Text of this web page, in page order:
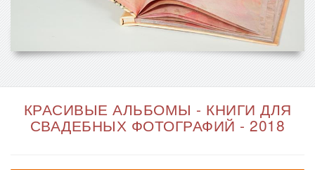
КРАСИВЫЕ АЛЬБОМЫ - КНИГИ ДЛЯ
СВАДЕБНЫХ ФОТОГРАФИЙ - 2018